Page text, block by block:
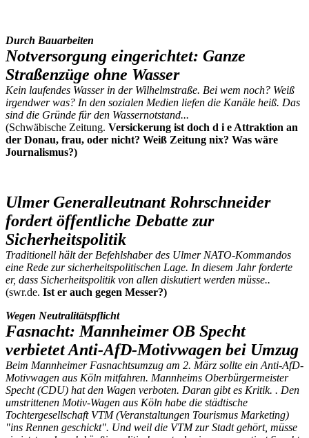
Durch Bauarbeiten
Notversorgung eingerichtet: Ganze
Straßenzüge ohne Wasser
Kein laufendes Wasser in der Wilhelmstraße. Bei wem noch? Weiß
irgendwer was? In den sozialen Medien liefen die Kanäle heiß. Das
sind die Gründe für den Wassernotstand...
(Schwäbische Zeitung. Versickerung ist doch d i e Attraktion an
der Donau, frau, oder nicht? Weiß Zeitung nix? Was wäre
Journalismus?)
Ulmer Generalleutnant Rohrschneider
fordert öffentliche Debatte zur
Sicherheitspolitik
Traditionell hält der Befehlshaber des Ulmer NATO-Kommandos
eine Rede zur sicherheitspolitischen Lage. In diesem Jahr forderte
er, dass Sicherheitspolitik von allen diskutiert werden müsse..
(swr.de. Ist er auch gegen Messer?)
Wegen Neutralitätspflicht
Fasnacht: Mannheimer OB Specht
verbietet Anti-AfD-Motivwagen bei Umzug
Beim Mannheimer Fasnachtsumzug am 2. März sollte ein Anti-AfD-
Motivwagen aus Köln mitfahren. Mannheims Oberbürgermeister
Specht (CDU) hat den Wagen verboten. Daran gibt es Kritik. . Den
umstrittenen Motiv-Wagen aus Köln habe die städtische
Tochtergesellschaft VTM (Veranstaltungen Tourismus Marketing)
"ins Rennen geschickt". Und weil die VTM zur Stadt gehört, müsse